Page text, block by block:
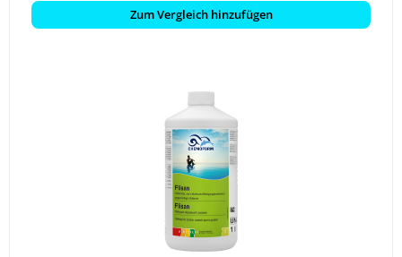
Zum Vergleich hinzufügen